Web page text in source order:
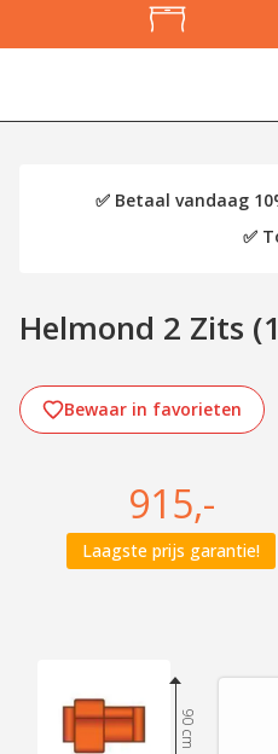
✅ Betaal vandaag
✅
Helmond 2 Zits
Bewaar in favorieten
915,-
Laagste prijs garantie!
90 cm